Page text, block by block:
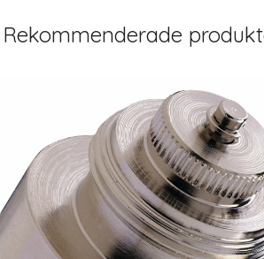
Rekommenderade